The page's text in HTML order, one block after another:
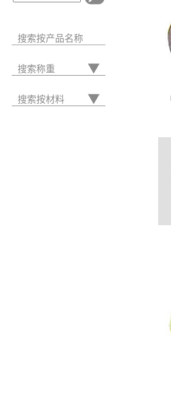
搜索按产品名称
搜索称重
搜索按材料